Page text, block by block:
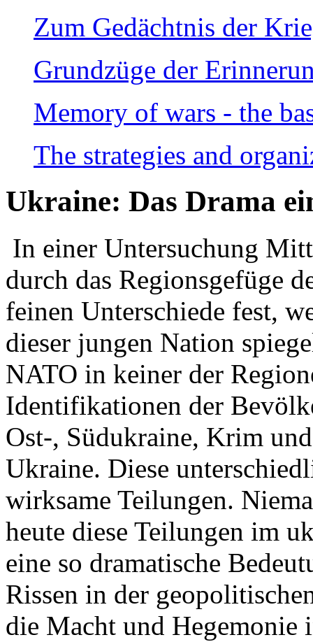
Zum Gedächtnis der
Grundzüge der
Memory of wars - the
The strategies and
Ukraine: Das Drama
In einer Untersuchung
durch das Regionsgefüge
feinen Unterschiede fest,
dieser jungen Nation
NATO in keiner der
Identifikationen der
Ost-, Südukraine, Krim
Ukraine. Diese
wirksame Teilungen.
heute diese Teilungen im
eine so dramatische
Rissen in der
die Macht und Hegemonie